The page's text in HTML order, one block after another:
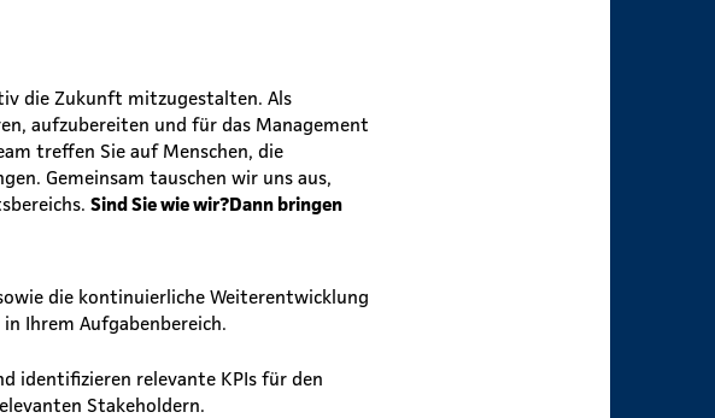
die Zukunft mitzugestalten. Als
aufzubereiten und für das Management
treffen Sie auf Menschen, die
Gemeinsam tauschen wir uns aus,
Sind Sie wie wir?Dann bringen
die kontinuierliche Weiterentwicklung
Ihrem Aufgabenbereich.
identifizieren relevante KPIs für den
Stakeholdern.